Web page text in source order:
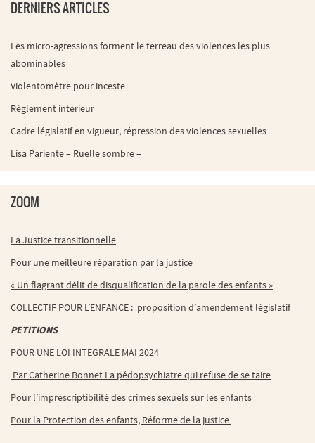
DERNIERS ARTICLES
Les micro-agressions forment le terreau des violences les plus
abominables
Violentomètre pour inceste
Règlement intérieur
Cadre législatif en vigueur, répression des violences sexuelles
Lisa Pariente – Ruelle sombre –
ZOOM
La Justice transitionnelle
Pour une meilleure réparation par la justice
« Un flagrant délit de disqualification de la parole des enfants »
COLLECTIF POUR L’ENFANCE : proposition d’amendement législatif
PETITIONS
POUR UNE LOI INTEGRALE MAI 2024
Par Catherine Bonnet La pédopsychiatre qui refuse de se taire
Pour l’imprescriptibilité des crimes sexuels sur les enfants
Pour la Protection des enfants, Réforme de la justice